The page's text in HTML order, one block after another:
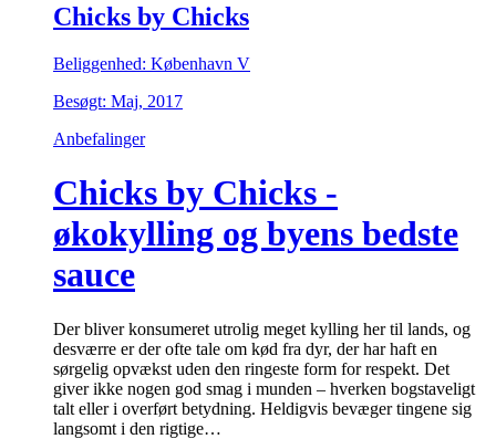
Chicks by Chicks
Beliggenhed: København V
Besøgt: Maj, 2017
Anbefalinger
Chicks by Chicks -
økokylling og byens bedste
sauce
Der bliver konsumeret utrolig meget kylling her til lands, og
desværre er der ofte tale om kød fra dyr, der har haft en
sørgelig opvækst uden den ringeste form for respekt. Det
giver ikke nogen god smag i munden – hverken bogstaveligt
talt eller i overført betydning. Heldigvis bevæger tingene sig
langsomt i den rigtige…